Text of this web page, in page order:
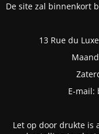
De site zal binnenkort
13 Rue du
E-mail:
Let op door drukte is